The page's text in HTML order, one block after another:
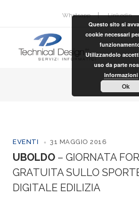
Whatsapp Linkedin
EVENTI 31 MAGGIO 2016
UBOLDO – GIORNATA
GRATUITA SULLO
DIGITALE EDILIZIA
Questo sito si
cookie necessari
Utilizzandolo
uso da parte
Informazioni
Ok